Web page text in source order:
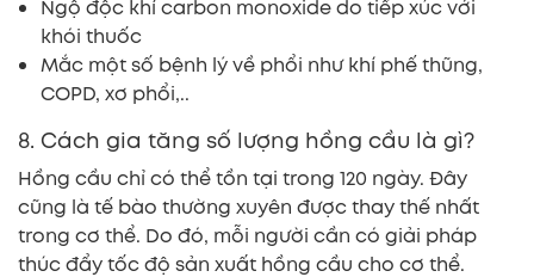
Ngộ độc khí carbon monoxide do tiếp xúc với
khói thuốc
Mắc một số bệnh lý về phổi như khí phế thũng,
COPD, xơ phổi,..
8. Cách gia tăng số lượng hồng cầu là gì?
Hồng cầu chỉ có thể tồn tại trong 120 ngày. Đây
cũng là tế bào thường xuyên được thay thế nhất
trong cơ thể. Do đó, mỗi người cần có giải pháp
thúc đẩy tốc độ sản xuất hồng cầu cho cơ thể.